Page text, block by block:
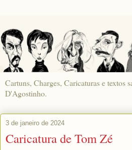
Cartuns, Charges, Caricaturas e textos
D'Agostinho.
3 de janeiro de 2024
Caricatura de Tom Zé